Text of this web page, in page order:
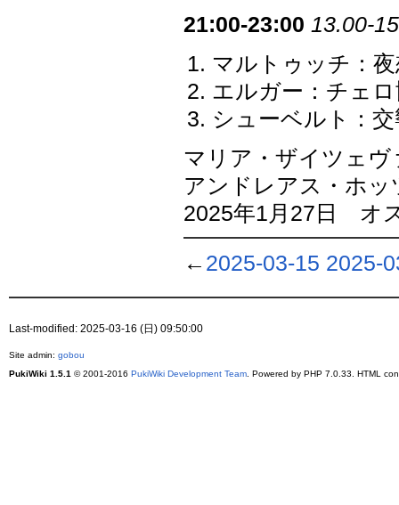
21:00-23:00 13.00-
マルトゥッチ：
エルガー：チェ
シューベルト：
マリア・ザイツェヴ
アンドレアス・ホ
2025年1月27日 オ
← 2025-03-15 2025-
Last-modified: 2025-03-16 (日) 09:50:00
Site admin: gobou
PukiWiki 1.5.1 © 2001-2016 PukiWiki Development Team . Powered by PHP 7.0.33. HTML